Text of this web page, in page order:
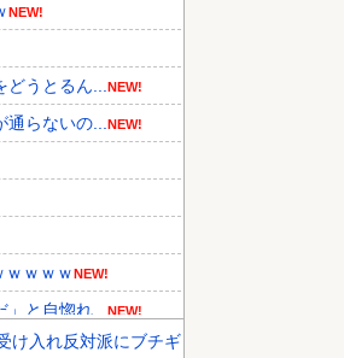
NEW!
うとるん... NEW!
らないの... NEW!
ｗｗｗNEW!
と自惚れ... NEW!
越えてIO...NEW!
け入れ反対派にブチギ